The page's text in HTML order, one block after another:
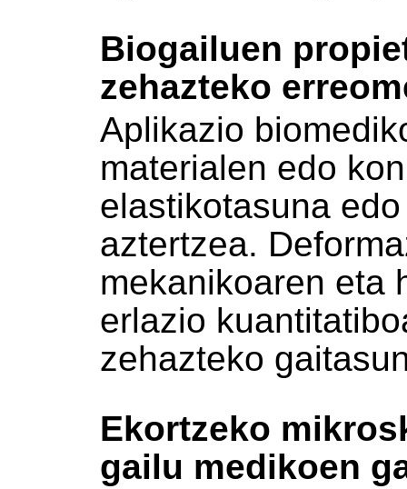
Biogailuen
zehazteko
Aplikazio
materialen edo
elastikotasuna
aztertzea.
mekanikoaren eta
erlazio
zehazteko
Ekortzeko
gailu medikoen